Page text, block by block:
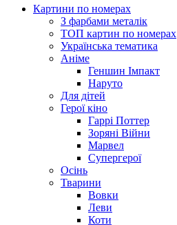
Картини по номерах
З фарбами металік
ТОП картин по номерах
Українська тематика
Аніме
Геншин Імпакт
Наруто
Для дітей
Герої кіно
Гаррі Поттер
Зоряні Війни
Марвел
Супергерої
Осінь
Тварини
Вовки
Леви
Коти